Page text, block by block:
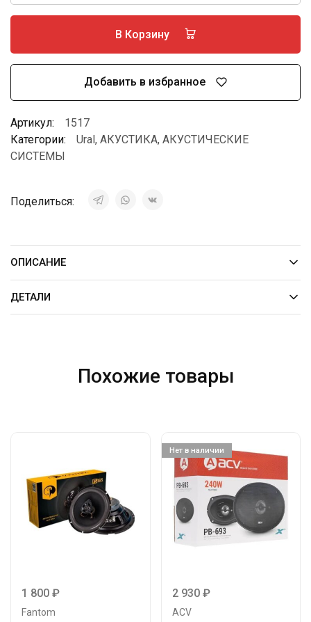
В Корзину
Добавить в избранное
Артикул:
1517
Категории:
Ural, АКУСТИКА, АКУСТИЧЕСКИЕ
СИСТЕМЫ
Поделиться:
ОПИСАНИЕ
ДЕТАЛИ
Похожие товары
1 800 ₽
Fantom
Нет в наличии
2 930 ₽
ACV